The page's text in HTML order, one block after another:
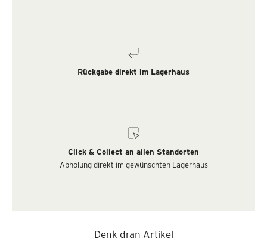
Rückgabe direkt im Lagerhaus
Click & Collect an allen Standorten
Abholung direkt im gewünschten Lagerhaus
Denk dran Artikel